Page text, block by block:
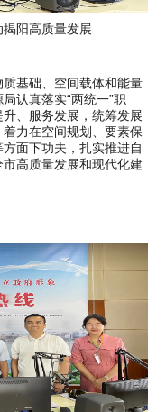
阳高质量发展
基础、空间载体和能量
认真落实“两统一”职
、服务发展，统筹发展
力在空间规划、要素保
面下功夫，扎实推进自
高质量发展和现代化建